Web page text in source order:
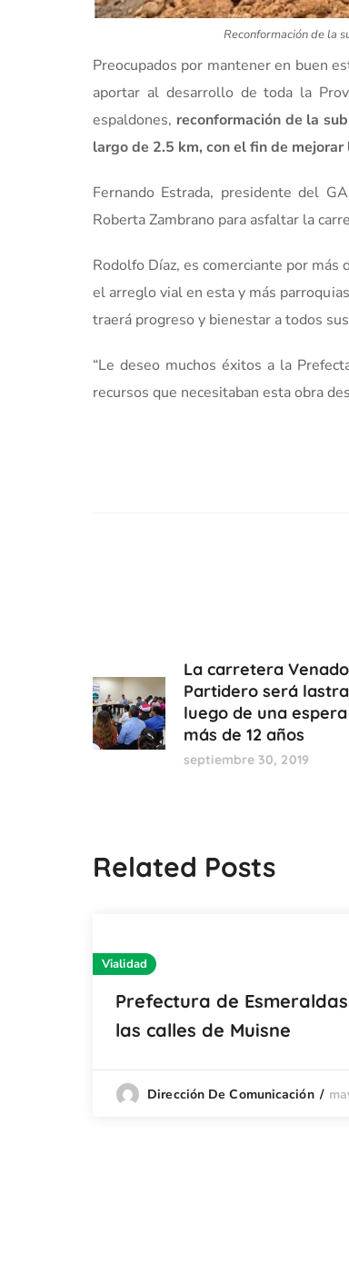
Reconformación de la
Preocupados por mantener en buen
aportar al desarrollo de toda la
espaldones, reconformación de la
largo de 2.5 km, con el fin de
Fernando Estrada, presidente del
Roberta Zambrano para asfaltar la
Rodolfo Díaz, es comerciante por
el arreglo vial en esta y más
traerá progreso y bienestar a todos
“Le deseo muchos éxitos a la
recursos que necesitaban esta obra
La carretera
Partidero será
luego de una
más de 12 años
septiembre 30, 2019
Related Posts
Vialidad
Prefectura de
las calles de Muisne
Dirección De Comunicación